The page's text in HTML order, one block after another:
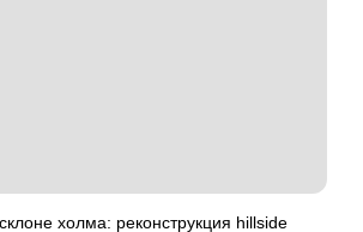
холма: реконструкция hillside